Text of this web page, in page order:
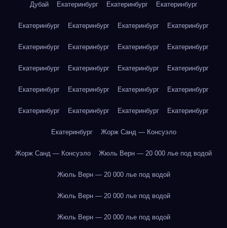
Дубай Екатеринбург Екатеринбург Екатеринбург
Екатеринбург Екатеринбург Екатеринбург Екатеринбург
Екатеринбург Екатеринбург Екатеринбург Екатеринбург
Екатеринбург Екатеринбург Екатеринбург Екатеринбург
Екатеринбург Екатеринбург Екатеринбург Екатеринбург
Екатеринбург Екатеринбург Екатеринбург Екатеринбург
Екатеринбург Жорж Санд — Консуэло
Жорж Санд — Консуэло Жюль Верн — 20 000 лье под водой
Жюль Верн — 20 000 лье под водой
Жюль Верн — 20 000 лье под водой
Жюль Верн — 20 000 лье под водой